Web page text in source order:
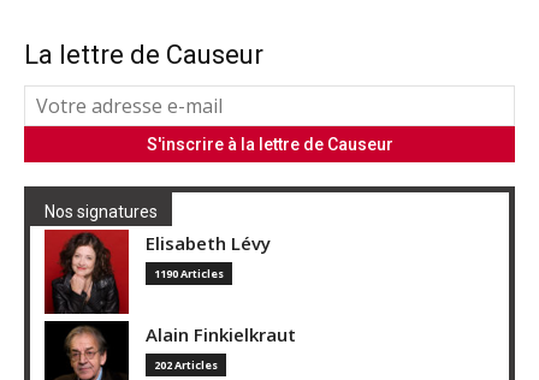
La lettre de Causeur
Nos signatures
Elisabeth Lévy
1190 Articles
Alain Finkielkraut
202 Articles